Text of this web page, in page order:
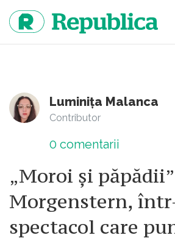
continut
Luminița Malanca
Contributor
0 comentarii
„Moroi și
Morgenstern,
spectacol care